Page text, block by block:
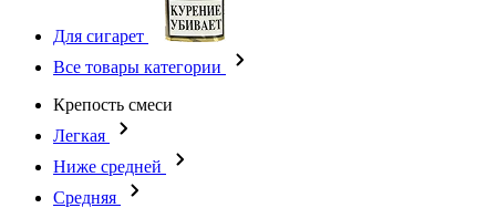
Для сигарет
Все товары категории
Крепость смеси
Легкая
Ниже средней
Средняя